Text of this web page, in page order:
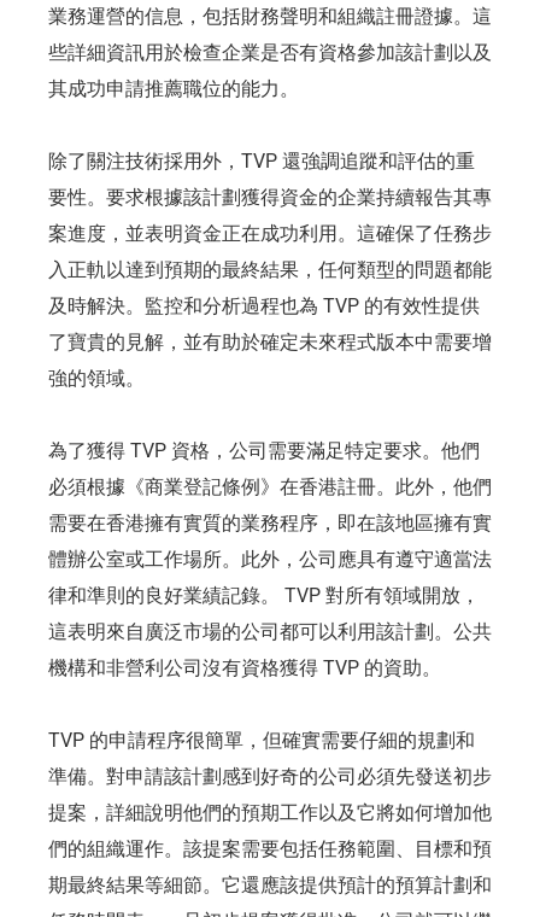
業務運營的信息，包括財務聲明和組織註冊證據。這
些詳細資訊用於檢查企業是否有資格參加該計劃以及
其成功申請推薦職位的能力。
除了關注技術採用外，TVP 還強調追蹤和評估的重
要性。要求根據該計劃獲得資金的企業持續報告其專
案進度，並表明資金正在成功利用。這確保了任務步
入正軌以達到預期的最終結果，任何類型的問題都能
及時解決。監控和分析過程也為 TVP 的有效性提供
了寶貴的見解，並有助於確定未來程式版本中需要增
強的領域。
為了獲得 TVP 資格，公司需要滿足特定要求。他們
必須根據《商業登記條例》在香港註冊。此外，他們
需要在香港擁有實質的業務程序，即在該地區擁有實
體辦公室或工作場所。此外，公司應具有遵守適當法
律和準則的良好業績記錄。 TVP 對所有領域開放，
這表明來自廣泛市場的公司都可以利用該計劃。公共
機構和非營利公司沒有資格獲得 TVP 的資助。
TVP 的申請程序很簡單，但確實需要仔細的規劃和
準備。對申請該計劃感到好奇的公司必須先發送初步
提案，詳細說明他們的預期工作以及它將如何增加他
們的組織運作。該提案需要包括任務範圍、目標和預
期最終結果等細節。它還應該提供預計的預算計劃和